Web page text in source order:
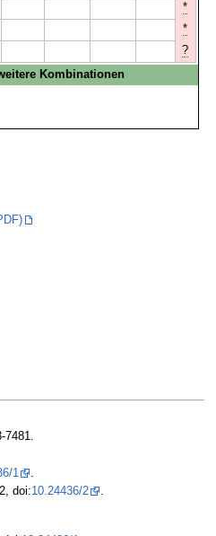
*
*
?
Kombinationen
7481.
1
.
doi:10.24436/2 .